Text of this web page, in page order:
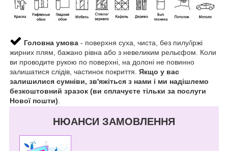
Головна умова - поверхня суха, чиста, без пилу/іржі
жирних плям, бажано рівна або з невеликим рельєфом. Коли
ви проводите рукою по поверхні, на долоні не повинно
залишатися слідів, частинок покриття. Якщо у вас
залишилися сумніви, зв'яжіться з нами і ми надішлемо
безкоштовний зразок (ви сплачуєте тільки за послуги
Нової пошти)
НЮАНСИ ЗАМОВЛЕННЯ